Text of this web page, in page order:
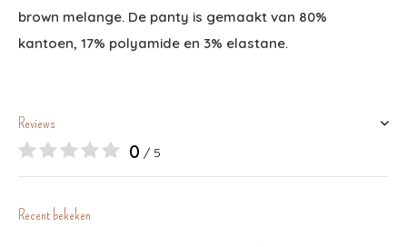
brown melange. De panty is gemaakt van 80%
kantoen, 17% polyamide en 3% elastane.
Reviews
0 / 5
Recent bekeken